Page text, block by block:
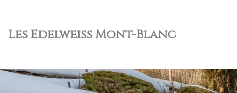
Les Edelweiss Mont-Blanc